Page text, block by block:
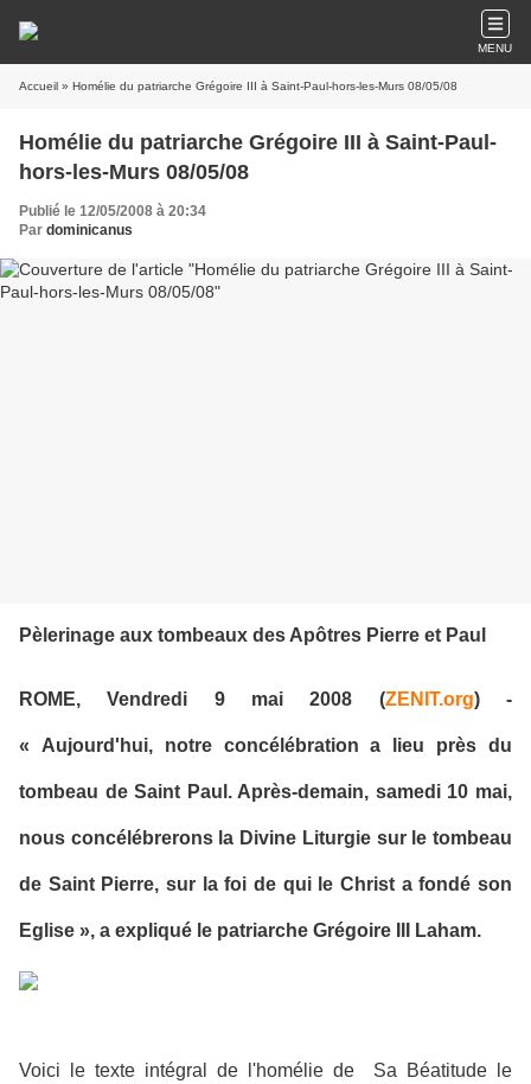
MENU
Accueil » Homélie du patriarche Grégoire III à Saint-Paul-hors-les-Murs 08/05/08
Homélie du patriarche Grégoire III à Saint-Paul-
hors-les-Murs 08/05/08
Publié le 12/05/2008 à 20:34
Par dominicanus
Pèlerinage aux tombeaux des Apôtres Pierre et Paul
ROME, Vendredi 9 mai 2008 (ZENIT.org) -
« Aujourd'hui, notre concélébration a lieu près du
tombeau de Saint Paul. Après-demain, samedi 10 mai,
nous concélébrerons la Divine Liturgie sur le tombeau
de Saint Pierre, sur la foi de qui le Christ a fondé son
Eglise », a expliqué le patriarche Grégoire III Laham.
Voici le texte intégral de l'homélie de Sa Béatitude le